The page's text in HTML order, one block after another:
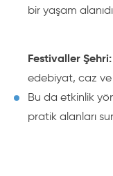
bir yaşam
Festivaller Şehri:
edebiyat, caz ve
Bu da etkinlik
pratik alanları